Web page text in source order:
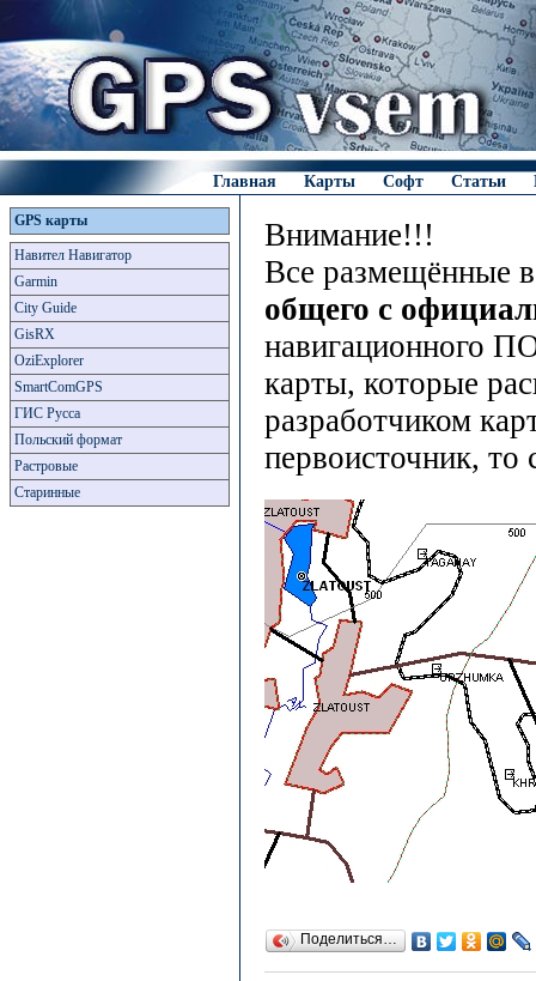
Главная Карты Софт Статьи
GPS карты
Навител Навигатор
Garmin
City Guide
GisRX
OziExplorer
SmartComGPS
ГИС Русса
Польский формат
Растровые
Старинные
Внимание!!!
Все размещённые
общего с
навигационного
карты, которые
разработчиком
первоисточник,
Поделиться…